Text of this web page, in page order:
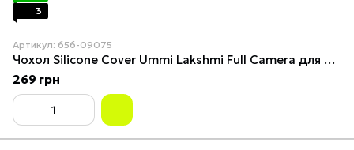
3
Артикул: 656-09075
Чохол Silicone Cover Ummi Lakshmi Full Camera для Xiaomi 15 Chocolate
269 грн